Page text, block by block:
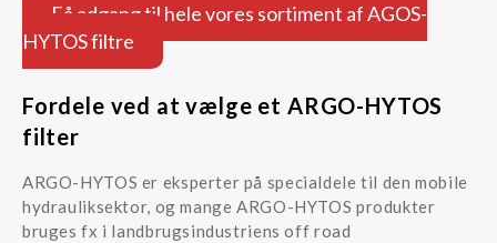
Få adgang til hele vores sortiment af AGOS-
HYTOS filtre
Fordele ved at vælge et ARGO-HYTOS
filter
ARGO-HYTOS er eksperter på specialdele til den mobile
hydrauliksektor, og mange ARGO-HYTOS produkter
bruges fx i landbrugsindustriens off road